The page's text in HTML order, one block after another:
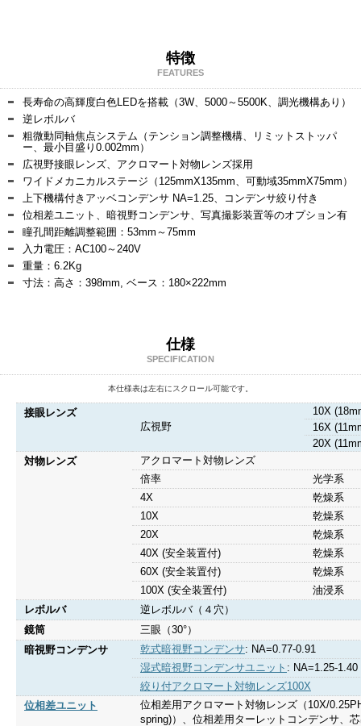
特徴
FEATURES
長寿命の高輝度白色LEDを搭載（3W、5000～5500K、調光機構あり）
逆レボルバ
粗微動同軸焦点システム（テンション調整機構、リミットストッパ
ー、最小目盛り0.002mm）
広視野接眼レンズ、アクロマート対物レンズ採用
ワイドメカニカルステージ（125mmX135mm、可動域35mmX75mm）
上下機構付きアッベコンデンサ NA=1.25、コンデンサ絞り付き
位相差ユニット、暗視野コンデンサ、写真撮影装置等のオプション有
瞳孔間距離調整範囲：53mm～75mm
入力電圧：AC100～240V
重量：6.2Kg
寸法：高さ：398mm, ベース：180×222mm
仕様
SPECIFICATION
本仕様表は左右にスクロール可能です。
接眼レンズ
広視野
10X
16X
20X
対物レンズ
アクロマート対物レンズ
倍率
光学系
4X
乾燥系
10X
乾燥系
20X
乾燥系
40X (安全装置付)
乾燥系
60X (安全装置付)
乾燥系
100X (安全装置付)
油浸系
レボルバ
逆レボルバ（４穴）
鏡筒
三眼（30°）
暗視野コンデンサ
乾式暗視野コンデンサ: NA=0.77-0.91
湿式暗視野コンデンサユニット : NA=1.25-1.40
絞り付アクロマート対物レンズ100X
位相差ユニット
位相差用アクロマート対物レンズ（10X/
spring)）、位相差用ターレットコンデンサ、